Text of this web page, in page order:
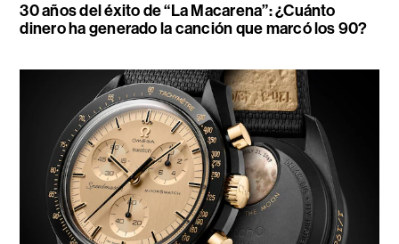
30 años del éxito de “La Macarena”: ¿Cuánto
dinero ha generado la canción que marcó los 90?